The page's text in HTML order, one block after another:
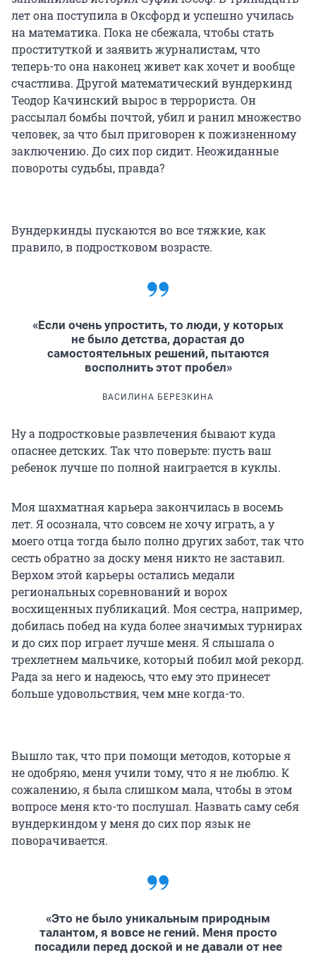
лет она поступила в Оксфорд и успешно училась
на математика. Пока не сбежала, чтобы стать
проституткой и заявить журналистам, что
теперь-то она наконец живет как хочет и вообще
счастлива. Другой математический вундеркинд
Теодор Качинский вырос в террориста. Он
рассылал бомбы почтой, убил и ранил множество
человек, за что был приговорен к пожизненному
заключению. До сих пор сидит. Неожиданные
повороты судьбы, правда?
Вундеркинды пускаются во все тяжкие, как
правило, в подростковом возрасте.
«Если очень упростить, то люди, у которых
не было детства, дорастая до
самостоятельных решений, пытаются
восполнить этот пробел»
ВАСИЛИНА БЕРЕЗКИНА
Ну а подростковые развлечения бывают куда
опаснее детских. Так что поверьте: пусть ваш
ребенок лучше по полной наиграется в куклы.
Моя шахматная карьера закончилась в восемь
лет. Я осознала, что совсем не хочу играть, а у
моего отца тогда было полно других забот, так что
сесть обратно за доску меня никто не заставил.
Верхом этой карьеры остались медали
региональных соревнований и ворох
восхищенных публикаций. Моя сестра, например,
добилась побед на куда более значимых турнирах
и до сих пор играет лучше меня. Я слышала о
трехлетнем мальчике, который побил мой рекорд.
Рада за него и надеюсь, что ему это принесет
больше удовольствия, чем мне когда-то.
Вышло так, что при помощи методов, которые я
не одобряю, меня учили тому, что я не люблю. К
сожалению, я была слишком мала, чтобы в этом
вопросе меня кто-то послушал. Назвать саму себя
вундеркиндом у меня до сих пор язык не
поворачивается.
«Это не было уникальным природным
талантом, я вовсе не гений. Меня просто
посадили перед доской и не давали от нее